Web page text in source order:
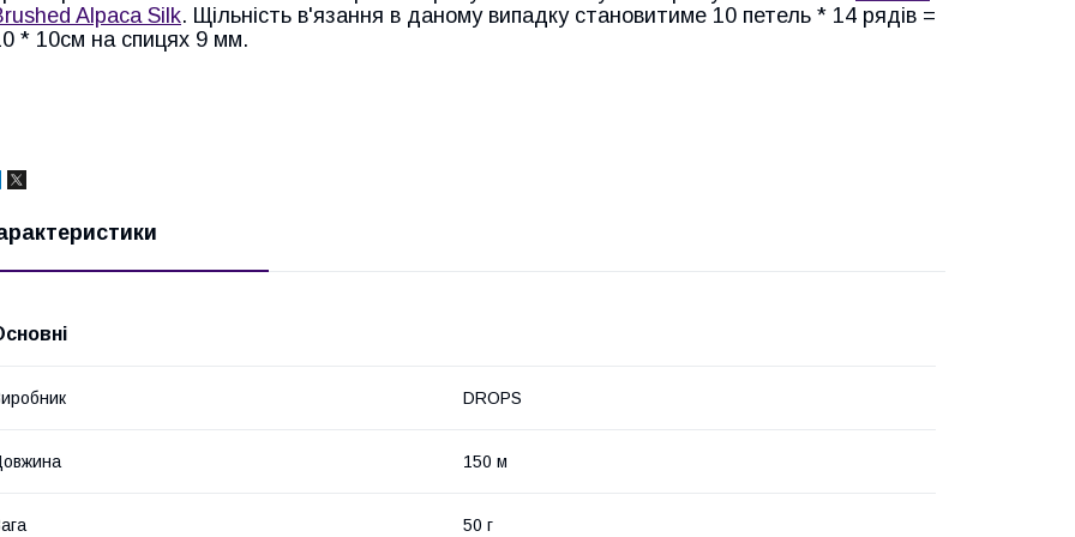
Alpaca Silk. Щільність в'язання в даному випадку становитиме 10 петель * 14 рядів =
* 10см на спицях 9 мм.
DROPS
150 м
50 г